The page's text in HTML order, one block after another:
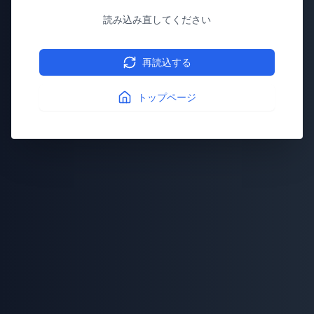
読み込み直してください
再読込する
トップページ